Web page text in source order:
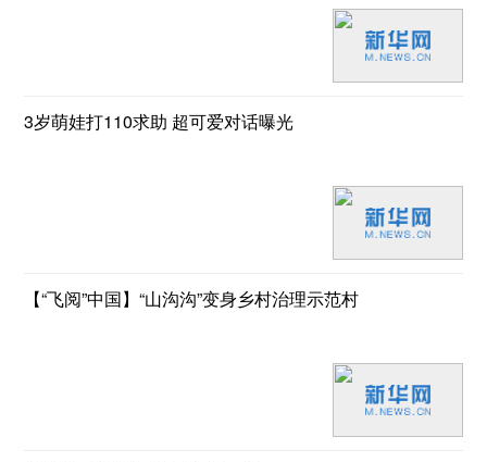
3岁萌娃打110求助 超可爱对话曝光
【“飞阅”中国】“山沟沟”变身乡村治理示范村